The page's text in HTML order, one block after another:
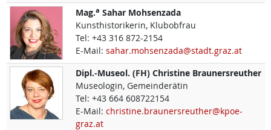
Mag.a Sahar Mohsenzada
Kunsthistorikerin, Klubobfrau
Tel: +43 316 872-2154
E-Mail: sahar.mohsenzada@stadt.graz.at
Dipl.-Museol. (FH) Christine Braunersreuther
Museologin, Gemeinderätin
Tel: +43 664 608722154
E-Mail: christine.braunersreuther@kpoe-
graz.at